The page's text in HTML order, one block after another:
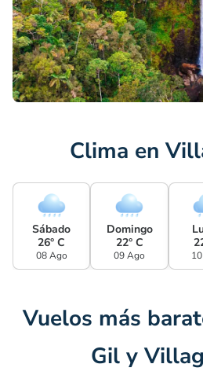
Clima en
Sábado
26° C
08 Ago
Domingo
22° C
09 Ago
Vuelos más
Gil y